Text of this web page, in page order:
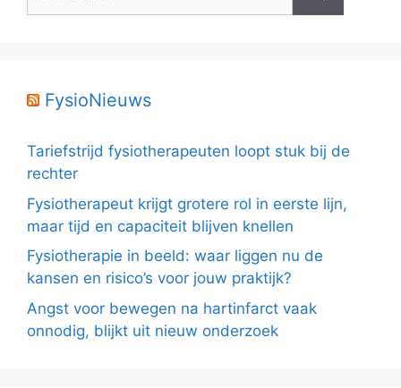
FysioNieuws
Tariefstrijd fysiotherapeuten loopt stuk bij de
rechter
Fysiotherapeut krijgt grotere rol in eerste lijn,
maar tijd en capaciteit blijven knellen
Fysiotherapie in beeld: waar liggen nu de
kansen en risico’s voor jouw praktijk?
Angst voor bewegen na hartinfarct vaak
onnodig, blijkt uit nieuw onderzoek